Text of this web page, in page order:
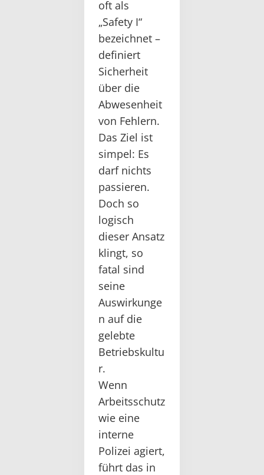
oft als
„Safety I“
bezeichnet –
definiert
Sicherheit
über die
Abwesenheit
von Fehlern.
Das Ziel ist
simpel: Es
darf nichts
passieren.
Doch so
logisch
dieser Ansatz
klingt, so
fatal sind
seine
Auswirkunge
n auf die
gelebte
Betriebskultu
r.
Wenn
Arbeitsschutz
wie eine
interne
Polizei agiert,
führt das in